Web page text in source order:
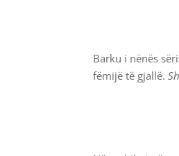
Barku i nënës
fëmijë të gjallë.